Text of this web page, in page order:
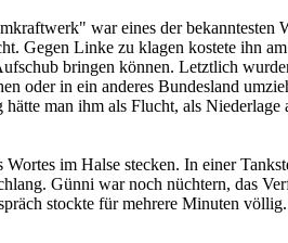
war eines der bekanntesten
Gegen Linke zu klagen kostete ihn
bringen können. Letztlich
in ein anderes Bundesland
man ihm als Flucht, als
im Halse stecken. In einer
Günni war noch nüchtern, das
stockte für mehrere Minuten